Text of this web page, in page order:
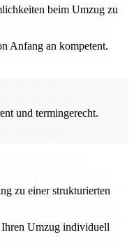
beim Umzug zu
Anfang an kompetent.
und termingerecht.
zu einer strukturierten
Ihren Umzug individuell